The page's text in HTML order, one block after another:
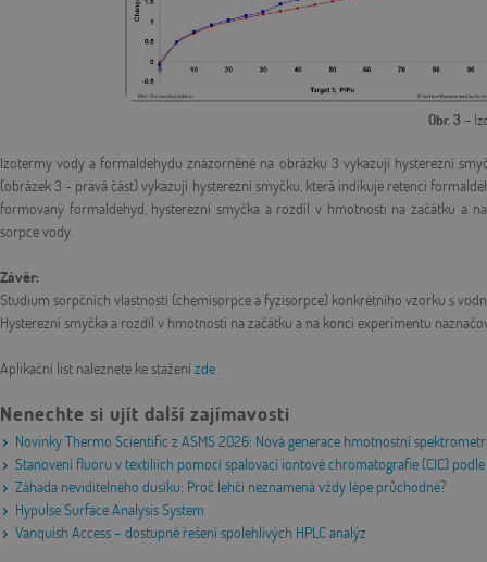
Obr. 3 –
Izotermy vody a formaldehydu znázorněné na obrázku 3 vykazují hysterezní
(obrázek 3 - pravá část) vykazují hysterezní smyčku, která indikuje retenci
formovaný formaldehyd, hysterezní smyčka a rozdíl v hmotnosti na začátku a
sorpce vody.
Závěr:
Studium sorpčních vlastností (chemisorpce a fyzisorpce) konkrétního vzorku s
Hysterezní smyčka a rozdíl v hmotnosti na začátku a na konci experimentu
Aplikační list naleznete ke stažení zde .
Nenechte si ujít další zajímavosti
Novinky Thermo Scientific z ASMS 2026: Nová generace hmotnostní
Stanovení fluoru v textiliích pomocí spalovací iontové chromatografie (CIC)
Záhada neviditelného dusíku: Proč lehčí neznamená vždy lépe průchodné?
Hypulse Surface Analysis System
Vanquish Access – dostupné řešení spolehlivých HPLC analýz